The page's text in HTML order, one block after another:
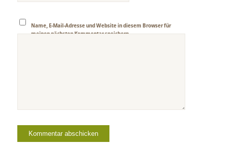
Name, E-Mail-Adresse und Website in diesem Browser für
meinen nächsten Kommentar speichern.